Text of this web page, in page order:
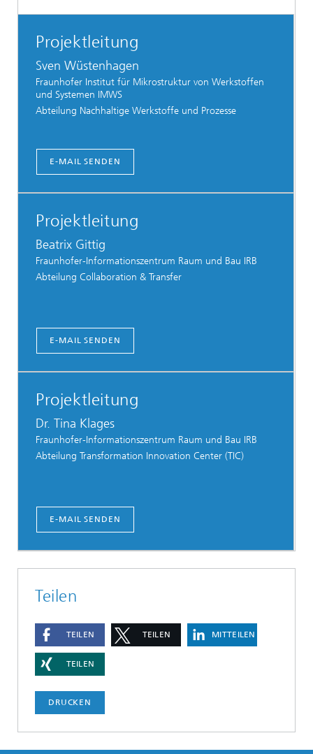
Projektleitung
Sven Wüstenhagen
Fraunhofer Institut für Mikrostruktur von Werkstoffen
und Systemen IMWS
Abteilung Nachhaltige Werkstoffe und Prozesse
E-MAIL SENDEN
Projektleitung
Beatrix Gittig
Fraunhofer-Informationszentrum Raum und Bau IRB
Abteilung Collaboration & Transfer
E-MAIL SENDEN
Projektleitung
Dr. Tina Klages
Fraunhofer-Informationszentrum Raum und Bau IRB
Abteilung Transformation Innovation Center (TIC)
E-MAIL SENDEN
Teilen
TEILEN TEILEN MITTEILEN
TEILEN
DRUCKEN